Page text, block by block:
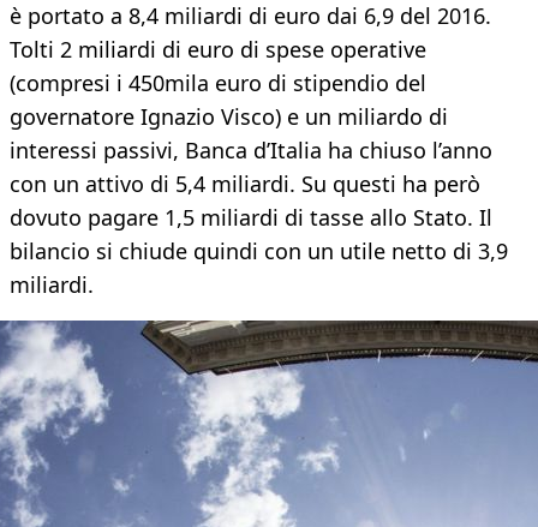
è portato a 8,4 miliardi di euro dai 6,9 del 2016.
Tolti 2 miliardi di euro di spese operative
(compresi i 450mila euro di stipendio del
governatore Ignazio Visco) e un miliardo di
interessi passivi, Banca d’Italia ha chiuso l’anno
con un attivo di 5,4 miliardi. Su questi ha però
dovuto pagare 1,5 miliardi di tasse allo Stato. Il
bilancio si chiude quindi con un utile netto di 3,9
miliardi.